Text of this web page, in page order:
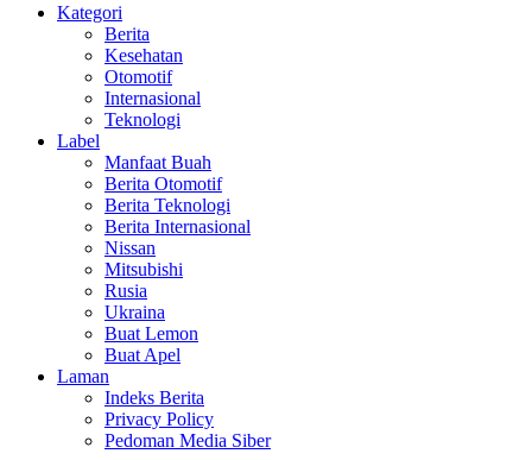
Kategori
Berita
Kesehatan
Otomotif
Internasional
Teknologi
Label
Manfaat Buah
Berita Otomotif
Berita Teknologi
Berita Internasional
Nissan
Mitsubishi
Rusia
Ukraina
Buat Lemon
Buat Apel
Laman
Indeks Berita
Privacy Policy
Pedoman Media Siber